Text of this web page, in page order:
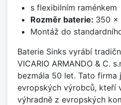
s flexibilním raménkem
Rozměr baterie: 350 x
Montáž do
Baterie Sinks vyrábí
VICARIO ARMANDO & C.
bezmála 50 let. Tato firma
evropských výrobců, kteří
výhradně z evropských